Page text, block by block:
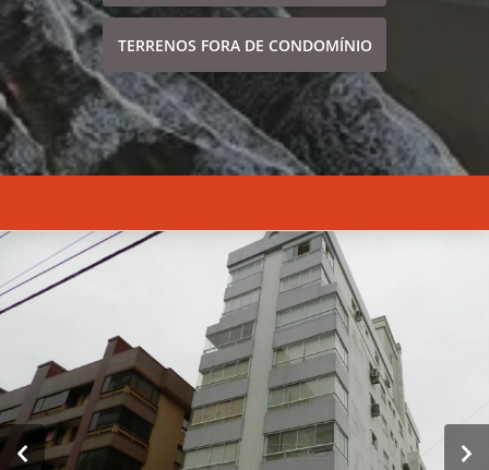
TERRENOS FORA DE CONDOMÍNIO